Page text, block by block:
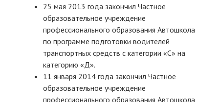
25 мая 2013 года закончил Частное
образовательное учреждение
профессионального образования Автошкола
по программе подготовки водителей
транспортных средств с категории «С» на
категорию «Д».
11 января 2014 года закончил Частное
образовательное учреждение
профессионального образования Автошкола